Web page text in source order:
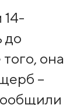
до
она
–